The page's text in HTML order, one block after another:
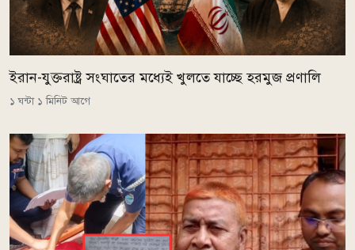
ইরান-যুক্তরাষ্ট্র সংঘাতের মধ্যেই খুলতে যাচ্ছে হরমুজ প্রণালি
১ ঘন্টা ১ মিনিট আগে